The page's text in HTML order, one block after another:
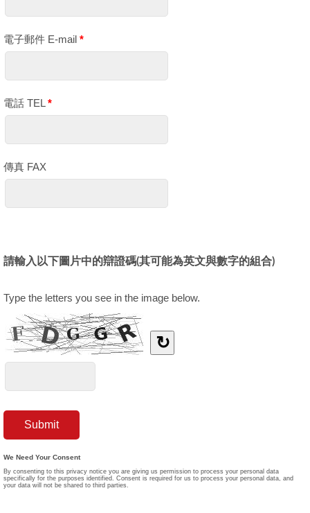
電子郵件 E-mail *
電話 TEL*
傳真 FAX
請輸入以下圖片中的辯證碼(其可能為英文與數字的組合)
Type the letters you see in the image below.
↻
We Need Your Consent
By consenting to this privacy notice you are giving us permission to process your personal data
specifically for the purposes identified. Consent is required for us to process your personal data, and
your data will not be shared to third parties.